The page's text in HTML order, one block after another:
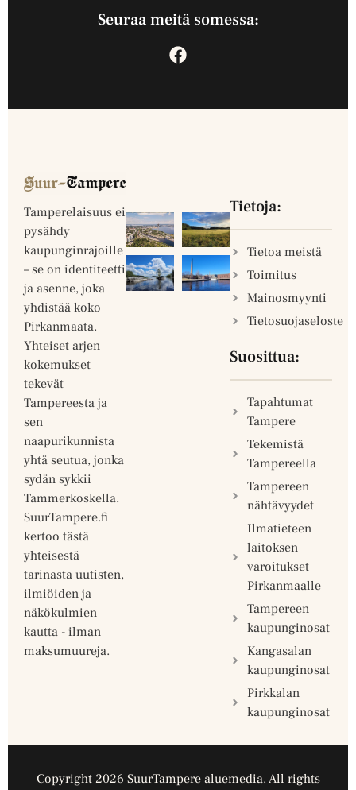
Seuraa meitä somessa:
Tamperelaisuus ei
pysähdy
kaupunginrajoille
– se on identiteetti
ja asenne, joka
yhdistää koko
Pirkanmaata.
Yhteiset arjen
kokemukset
tekevät
Tampereesta ja
sen
naapurikunnista
yhtä seutua, jonka
sydän sykkii
Tammerkoskella.
SuurTampere.fi
kertoo tästä
yhteisestä
tarinasta uutisten,
ilmiöiden ja
näkökulmien
kautta - ilman
maksumuureja.
Tietoja:
Tietoa meistä
Toimitus
Mainosmyynti
Tietosuojaseloste
Suosittua:
Tapahtumat
Tampere
Tekemistä
Tampereella
Tampereen
nähtävyydet
Ilmatieteen
laitoksen
varoitukset
Pirkanmaalle
Tampereen
kaupunginosat
Kangasalan
kaupunginosat
Pirkkalan
kaupunginosat
Copyright 2026 SuurTampere aluemedia. All rights